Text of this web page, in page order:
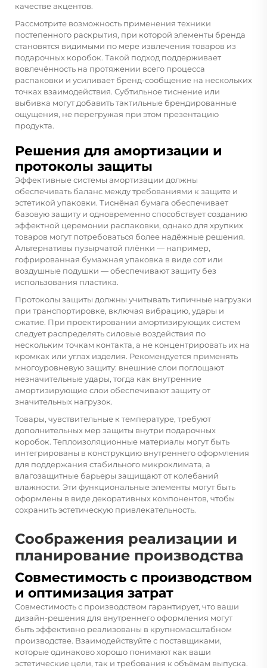
качестве акцентов.
Рассмотрите возможность применения техники
постепенного раскрытия, при которой элементы бренда
становятся видимыми по мере извлечения товаров из
подарочных коробок. Такой подход поддерживает
вовлечённость на протяжении всего процесса
распаковки и усиливает бренд-сообщение на нескольких
точках взаимодействия. Субтильное тиснение или
выбивка могут добавить тактильные брендированные
ощущения, не перегружая при этом презентацию
продукта.
Решения для амортизации и
протоколы защиты
Эффективные системы амортизации должны
обеспечивать баланс между требованиями к защите и
эстетикой упаковки. Тиснёная бумага обеспечивает
базовую защиту и одновременно способствует созданию
эффектной церемонии распаковки, однако для хрупких
товаров могут потребоваться более надёжные решения.
Альтернативы пузырчатой плёнки — например,
гофрированная бумажная упаковка в виде сот или
воздушные подушки — обеспечивают защиту без
использования пластика.
Протоколы защиты должны учитывать типичные нагрузки
при транспортировке, включая вибрацию, удары и
сжатие. При проектировании амортизирующих систем
следует распределять силовые воздействия по
нескольким точкам контакта, а не концентрировать их на
кромках или углах изделия. Рекомендуется применять
многоуровневую защиту: внешние слои поглощают
незначительные удары, тогда как внутренние
амортизирующие слои обеспечивают защиту от
значительных нагрузок.
Товары, чувствительные к температуре, требуют
дополнительных мер защиты внутри подарочных
коробок. Теплоизоляционные материалы могут быть
интегрированы в конструкцию внутреннего оформления
для поддержания стабильного микроклимата, а
влагозащитные барьеры защищают от колебаний
влажности. Эти функциональные элементы могут быть
оформлены в виде декоративных компонентов, чтобы
сохранить эстетическую привлекательность.
Соображения реализации и
планирование производства
Совместимость с производством
и оптимизация затрат
Совместимость с производством гарантирует, что ваши
дизайн-решения для внутреннего оформления могут
быть эффективно реализованы в крупномасштабном
производстве. Взаимодействуйте с поставщиками,
которые одинаково хорошо понимают как ваши
эстетические цели, так и требования к объёмам выпуска.